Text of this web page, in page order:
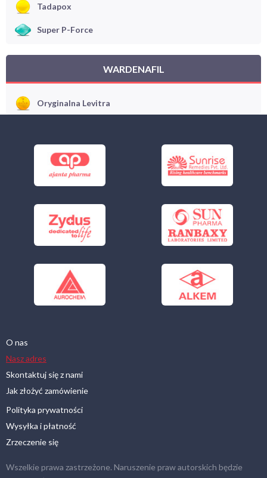
Tadapox
Super P-Force
WARDENAFIL
Oryginalna Levitra
O nas
Nasz adres
Skontaktuj się z nami
Jak złożyć zamówienie
Polityka prywatności
Wysyłka i płatność
Zrzeczenie się
Wszelkie prawa zastrzeżone. Naruszenie praw autorskich będzie